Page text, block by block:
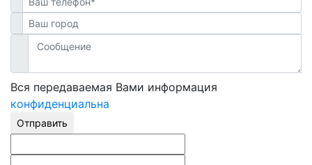
Вся передаваемая Вами информация
конфиденциальна
Отправить